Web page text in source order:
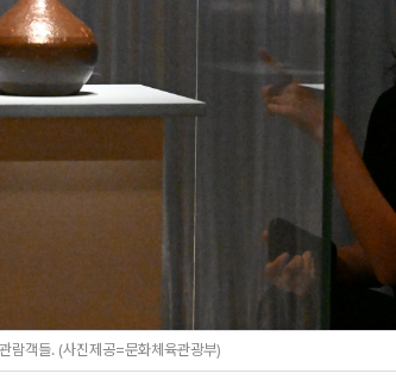
객들. (사진제공=문화체육관광부)